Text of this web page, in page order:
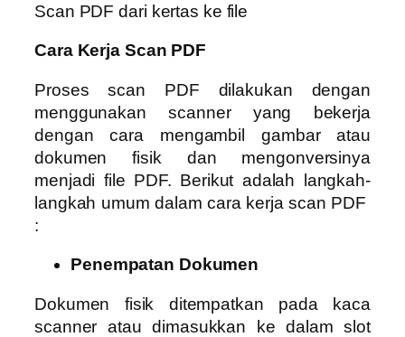
Scan PDF dari kertas ke file
Cara Kerja Scan PDF
Proses scan PDF dilakukan dengan
menggunakan scanner yang bekerja
dengan cara mengambil gambar atau
dokumen fisik dan mengonversinya
menjadi file PDF. Berikut adalah langkah-
langkah umum dalam cara kerja scan PDF
:
Penempatan Dokumen
Dokumen fisik ditempatkan pada kaca
scanner atau dimasukkan ke dalam slot